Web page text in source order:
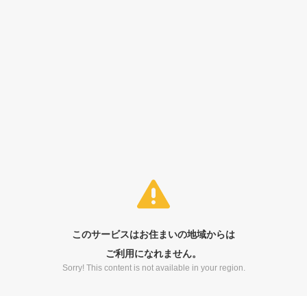
このサービスはお住まいの地域からは
ご利用になれません。
Sorry! This content is not available in your region.